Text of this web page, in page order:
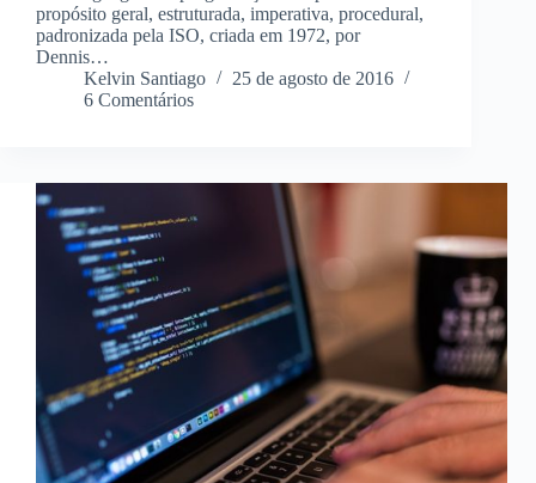
propósito geral, estruturada, imperativa, procedural,
padronizada pela ISO, criada em 1972, por
Dennis…
Kelvin Santiago
25 de agosto de 2016
6 Comentários